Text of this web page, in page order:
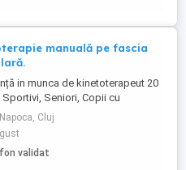
manuală pe fascia
in munca de kinetoterapeut 20
Sportivi, Seniori, Copii cu
Adulţi, Elevi [corectarea
Efectuat sub supravegherea
kinetoterapeutului , își propune să
a stării dumneavoastră
Cluj
validat